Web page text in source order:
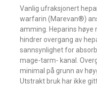
Vanlig ufraksjonert
warfarin (Marevan®)
amming. Heparins
hindrer overgang av
sannsynlighet for
mage-tarm- kanal.
minimal på grunn av
Utstrakt bruk har ikke